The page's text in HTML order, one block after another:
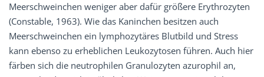
Meerschweinchen weniger aber dafür größere Erythrozyten
(Constable, 1963). Wie das Kaninchen besitzen auch
Meerschweinchen ein lymphozytäres Blutbild und Stress
kann ebenso zu erheblichen Leukozytosen führen. Auch hier
färben sich die neutrophilen Granulozyten azurophil an,